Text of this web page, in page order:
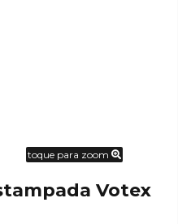
toque para zoom
Votex